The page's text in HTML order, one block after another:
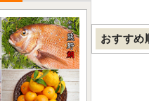
おすすめ